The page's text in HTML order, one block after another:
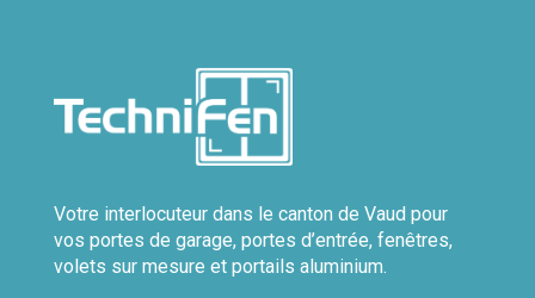
Votre interlocuteur dans le canton de Vaud pour
vos portes de garage, portes d’entrée, fenêtres,
volets sur mesure et portails aluminium.